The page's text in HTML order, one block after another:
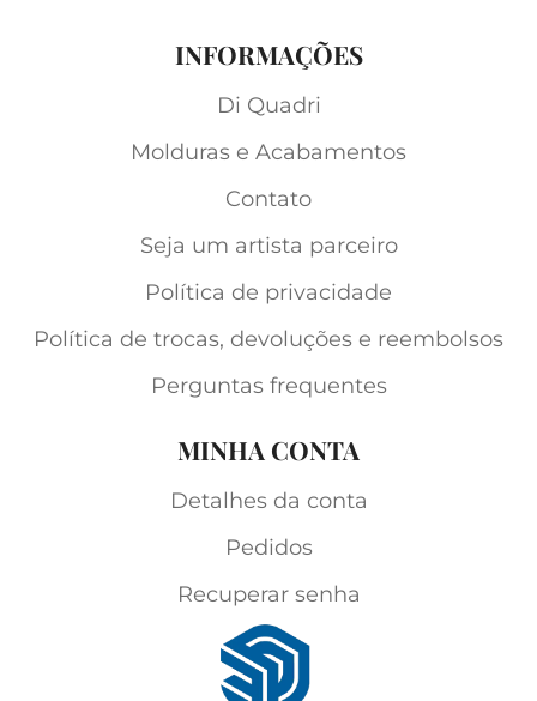
INFORMAÇÕES
Di Quadri
Molduras e Acabamentos
Contato
Seja um artista parceiro
Política de privacidade
Política de trocas, devoluções e reembolsos
Perguntas frequentes
MINHA CONTA
Detalhes da conta
Pedidos
Recuperar senha